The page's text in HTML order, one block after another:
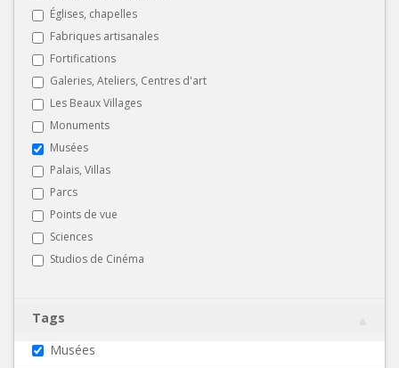
Églises, chapelles
Fabriques artisanales
Fortifications
Galeries, Ateliers, Centres d'art
Les Beaux Villages
Monuments
Musées
Palais, Villas
Parcs
Points de vue
Sciences
Studios de Cinéma
Tags
Musées